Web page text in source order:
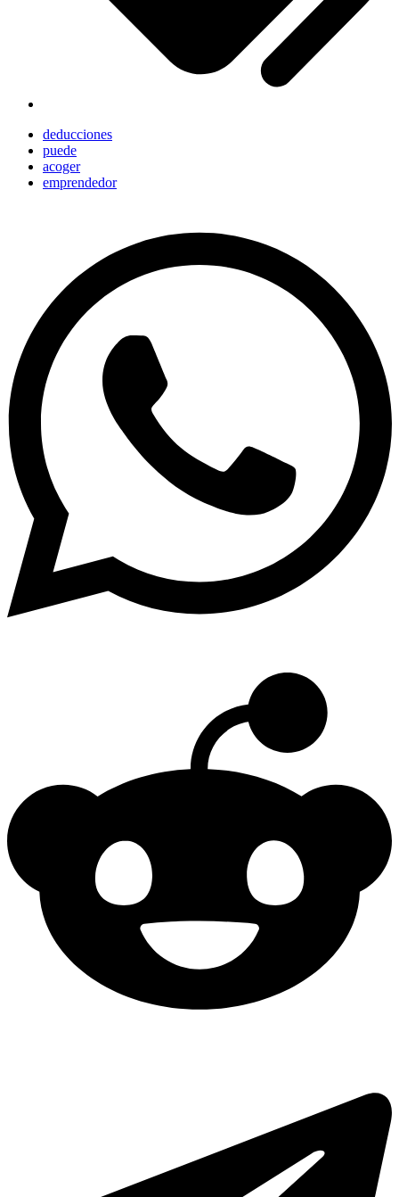
deducciones
puede
acoger
emprendedor